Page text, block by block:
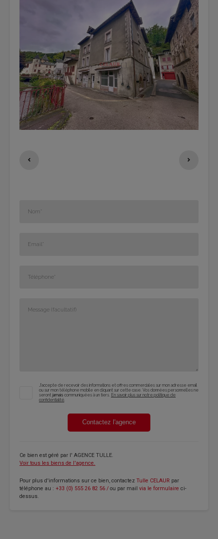
J'accepte de recevoir des informations et offres commerciales sur mon adresse email
ou sur mon téléphone mobile en cliquant sur cette case. Vos données personnelles ne
seront jamais communiquées à un tiers. En savoir plus sur notre politique de
confidentialité
Contactez l'agence
Ce bien est géré par l' AGENCE TULLE.
Voir tous les biens de l'agence.
Pour plus d'informations sur ce bien, contactez Tulle CELAUR par
téléphone au : +33 (0) 555 26 82 56 / ou par mail via le formulaire ci-
dessus.